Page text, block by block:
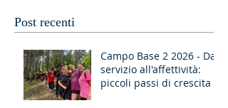
Post recenti
Campo Base 2 2026 - Dal
servizio all'affettività:
piccoli passi di crescita